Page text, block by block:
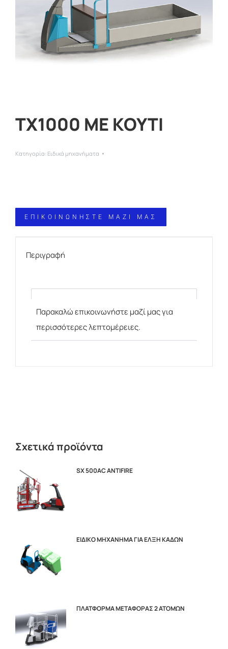
ΤΧ1000 ΜΕ ΚΟΥΤΙ
Κατηγορία: Ειδικά μηχανήματα
ΕΠΙΚΟΙΝΩΝΗΣΤΕ ΜΑΖΙ ΜΑΣ
Περιγραφή
Παρακαλώ επικοινωνήστε μαζί μας για
περισσότερες λεπτομέρειες.
Σχετικά προϊόντα
SX 500AC ANTIFIRE
ΕΙΔΙΚΟ ΜΗΧΑΝΗΜΑ ΓΙΑ ΕΛΞΗ ΚΑΔΩΝ
ΠΛΑΤΦΟΡMA ΜΕΤΑΦΟΡΑΣ 2 ΑΤΟΜΩΝ